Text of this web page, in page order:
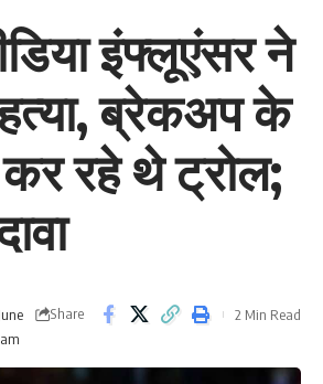
इंफ्लूएंसर ने
ब्रेकअप के
रहे थे ट्रोल;
Share 2 Min Read